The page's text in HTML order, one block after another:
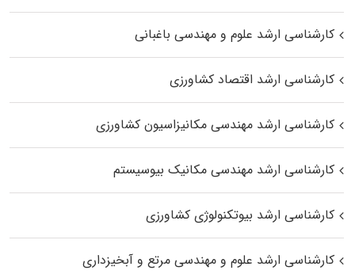
کارشناسی ارشد علوم و مهندسی باغبانی
کارشناسی ارشد اقتصاد کشاورزی
کارشناسی ارشد مهندسی مکانیزاسیون کشاورزی
کارشناسی ارشد مهندسی مکانیک بیوسیستم
کارشناسی ارشد بیوتکنولوژی کشاورزی
کارشناسی ارشد علوم و مهندسی مرتع و آبخیزداری